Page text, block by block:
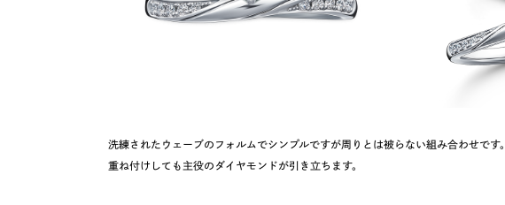
洗練されたウェーブのフォルムでシンプルですが周りとは被らない組み合わせです。
重ね付けしても主役のダイヤモンドが引き立ちます。